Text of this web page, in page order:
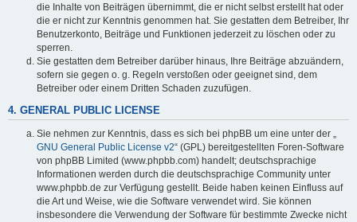
die Inhalte von Beiträgen übernimmt, die er nicht selbst erstellt hat oder
die er nicht zur Kenntnis genommen hat. Sie gestatten dem Betreiber, Ihr
Benutzerkonto, Beiträge und Funktionen jederzeit zu löschen oder zu
sperren.
Sie gestatten dem Betreiber darüber hinaus, Ihre Beiträge abzuändern,
sofern sie gegen o. g. Regeln verstoßen oder geeignet sind, dem
Betreiber oder einem Dritten Schaden zuzufügen.
4. GENERAL PUBLIC LICENSE
Sie nehmen zur Kenntnis, dass es sich bei phpBB um eine unter der „
GNU General Public License v2“ (GPL) bereitgestellten Foren-Software
von phpBB Limited (www.phpbb.com) handelt; deutschsprachige
Informationen werden durch die deutschsprachige Community unter
www.phpbb.de zur Verfügung gestellt. Beide haben keinen Einfluss auf
die Art und Weise, wie die Software verwendet wird. Sie können
insbesondere die Verwendung der Software für bestimmte Zwecke nicht